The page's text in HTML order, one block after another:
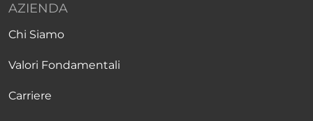
AZIENDA
Chi Siamo
Valori Fondamentali
Carriere